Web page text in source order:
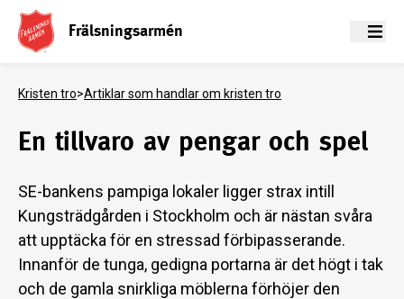
Frälsningsarmén Meny
Kristen tro>Artiklar som handlar om kristen tro
En tillvaro av pengar och spel
SE-bankens pampiga lokaler ligger strax intill
Kungsträdgården i Stockholm och är nästan svåra
att upptäcka för en stressad förbipasserande.
Innanför de tunga, gedigna portarna är det högt i tak
och de gamla snirkliga möblerna förhöjer den